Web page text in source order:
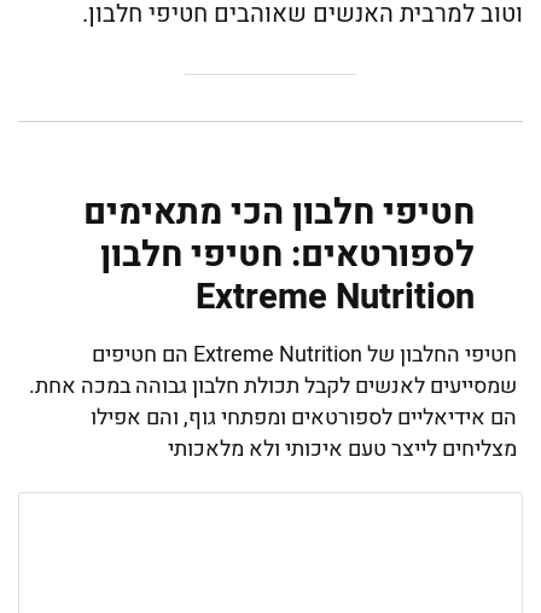
וטוב למרבית האנשים שאוהבים חטיפי חלבון.
חטיפי חלבון הכי מתאימים
לספורטאים: חטיפי חלבון
Extreme Nutrition
חטיפי החלבון של Extreme Nutrition הם חטיפים
שמסייעים לאנשים לקבל תכולת חלבון גבוהה במכה אחת.
הם אידיאליים לספורטאים ומפתחי גוף, והם אפילו
מצליחים לייצר טעם איכותי ולא מלאכותי